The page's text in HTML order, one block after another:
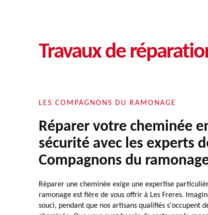
Travaux de
LES COMPAGNONS DU RAMONAGE
Réparer votre cheminée
sécurité avec les experts
Compagnons du
Réparer une cheminée exige une expertise
ramonage est fière de vous offrir à Les Freres.
souci, pendant que nos artisans qualifiés s'occupent